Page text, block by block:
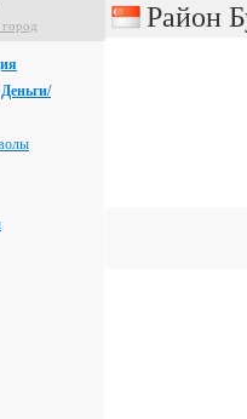
Деньги/
Район